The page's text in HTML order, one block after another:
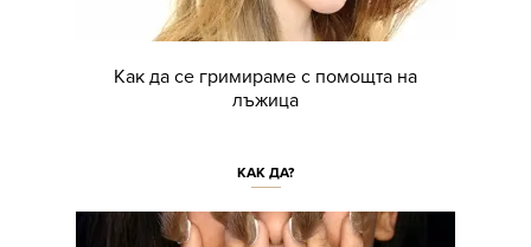
Как да се гримираме с помощта на
лъжица
КАК ДА?